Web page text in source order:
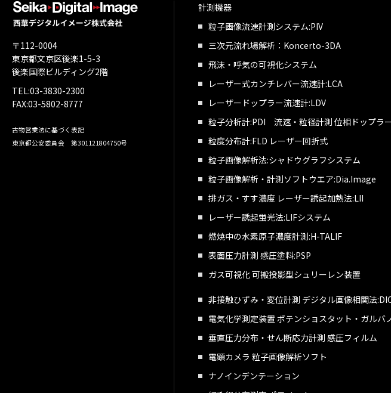
〒112-0004
東京都文京区後楽1-5-3
後楽国際ビルディング2階
TEL:03-3830-2300
FAX:03-5802-8777
古物営業法に基づく表記
東京都公安委員会 第301121804750号
計測機器
粒子画像流速計測システム:PIV
三次元流れ場解析：Koncerto-3DA
飛沫・呼気の可視化システム
レーザー式カンチレバー流速計:LCA
レーザードップラー流速計:LDV
粒子分析計:PDI 流速・粒径計測 位相ドップラ
粒度分布計:FLD レーザー回折式
粒子画像解析法:シャドウグラフシステム
粒子画像解析・計測ソフトウエア:Dia.Image
排ガス・すす濃度 レーザー誘起加熱法:LII
レーザー誘起蛍光法:LIFシステム
燃焼中の水素原子濃度計測:H-TALIF
表面圧力計測 感圧塗料:PSP
ガス可視化 可搬投影型シュリーレン装置
非接触ひずみ・変位計測 デジタル画像相関法
電気化学測定装置 ポテンショスタット・ガルバ
垂直圧力分布・せん断応力計測 感圧フィルム
電顕カメラ 粒子画像解析ソフト
ナノインデンテーション